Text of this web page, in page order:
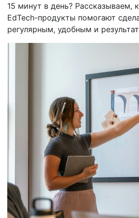
15 минут в день? Рассказываем,
EdTech-продукты помогают
регулярным, удобным и